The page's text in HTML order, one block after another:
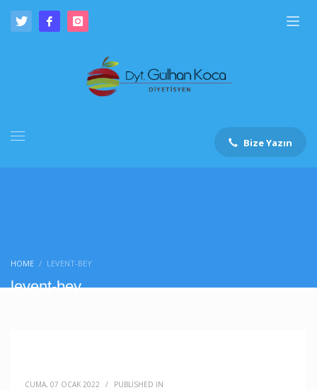
Bize Yazın
HOME LEVENT-BEY
levent-bey
CUMA, 07 OCAK 2022 / PUBLISHED IN